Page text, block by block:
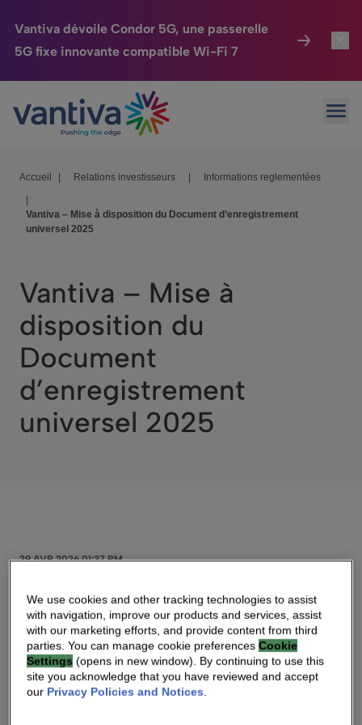
Vantiva dévoile Condor 5G, une passerelle
5G fixe innovante compatible Wi-Fi 7
Passer au contenu principal
Maison Connectée
HomeSight
Entreprise
Relations Investisseurs
Accueil Relations investisseurs
Informations reglementées
Vantiva – Mise à disposition du Document d’enregistrement
universel 2025
Vantiva – Mise à
disposition du
Document
d’enregistrement
universel 2025
29 AVR 2026 01:37 PM
Communiqué de Presse
Vantiva : Mise à disposition du Document
d’enregistrement universel 2025
We use cookies and other tracking technologies to assist
with navigation, improve our products and services, assist
with our marketing efforts, and provide content from third
parties. You can manage cookie preferencesCookie
Settings (opens in new window). By continuing to use this
site you acknowledge that you have reviewed and accept
our Privacy Policies and Notices.